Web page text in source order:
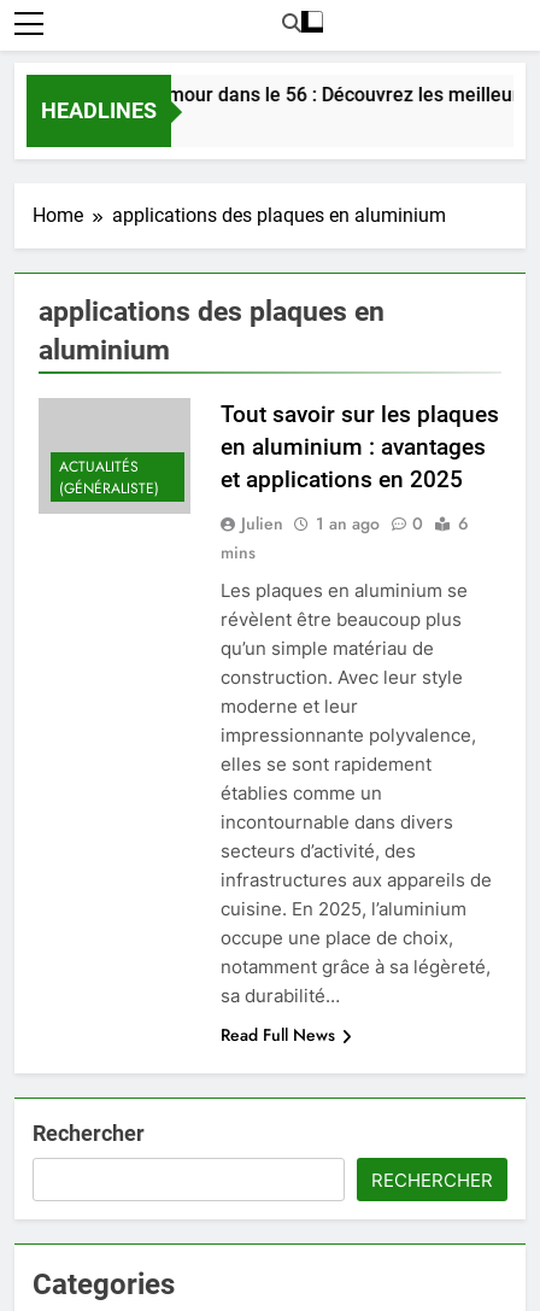
HEADLINES
Rencontrer l’amour dans le 56 : Découvrez les meilleures
2 Jours Ago
Home applications des plaques en aluminium
applications des plaques en
aluminium
ACTUALITÉS
(GÉNÉRALISTE)
Tout savoir sur les plaques
en aluminium : avantages
et applications en 2025
Julien 1 an ago 0
6
mins
Les plaques en aluminium se
révèlent être beaucoup plus
qu’un simple matériau de
construction. Avec leur style
moderne et leur
impressionnante polyvalence,
elles se sont rapidement
établies comme un
incontournable dans divers
secteurs d’activité, des
infrastructures aux appareils de
cuisine. En 2025, l’aluminium
occupe une place de choix,
notamment grâce à sa légèreté,
sa durabilité…
Read Full News
Rechercher
RECHERCHER
Categories